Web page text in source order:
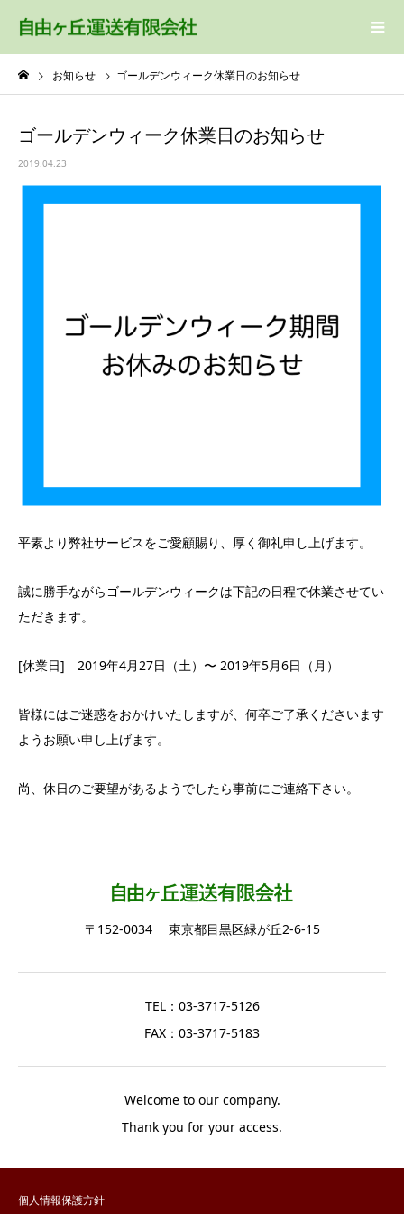
お知らせ ゴールデンウィーク休業日のお知らせ
ゴールデンウィーク休業日のお知らせ
2019.04.23
平素より弊社サービスをご愛顧賜り、厚く御礼申し上げます。
誠に勝手ながらゴールデンウィークは下記の日程で休業させてい
ただきます。
[休業日] 2019年4月27日（土）〜 2019年5月6日（月）
皆様にはご迷惑をおかけいたしますが、何卒ご了承くださいます
ようお願い申し上げます。
尚、休日のご要望があるようでしたら事前にご連絡下さい。
〒152-0034 東京都目黒区緑が丘2-6-15
TEL：03-3717-5126
FAX：03-3717-5183
Welcome to our company.
Thank you for your access.
個人情報保護方針